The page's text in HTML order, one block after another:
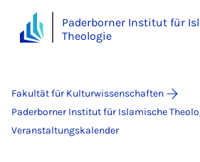
Paderborner Institut für
Theologie
Fakultät für Kulturwissenschaften
Paderborner Institut für Islamische
Veranstaltungskalender